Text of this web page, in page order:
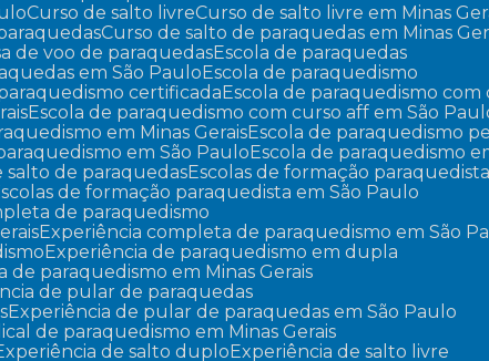
Curso de salto livre
Curso de salto livre em Minas
Curso de salto de paraquedas em Minas
de voo de paraquedas
Escola de paraquedas
em São Paulo
Escola de paraquedismo
paraquedismo certificada
Escola de paraquedismo
Escola de paraquedismo com curso aff em São
em Minas Gerais
Escola de paraquedismo
paraquedismo em São Paulo
Escola de paraquedismo
salto de paraquedas
Escolas de formação paraquedista
Escolas de formação paraquedista em São Paulo
de paraquedismo
Experiência completa de paraquedismo em São
Experiência de paraquedismo em dupla
de paraquedismo em Minas Gerais
de pular de paraquedas
Experiência de pular de paraquedas em São Paulo
de paraquedismo em Minas Gerais
Experiência de salto duplo
Experiência de salto livre